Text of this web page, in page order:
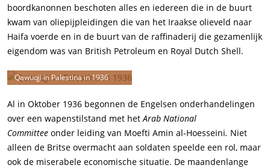
boordkanonnen beschoten alles en iedereen die in de buurt
kwam van oliepijpleidingen die van het Iraakse olieveld naar
Haifa voerde en in de buurt van de raffinaderij die gezamenlijk
eigendom was van British Petroleum en Royal Dutch Shell.
Qawuqji in Palestina in 1936
Al in Oktober 1936 begonnen de Engelsen onderhandelingen
over een wapenstilstand met het Arab National
Committee onder leiding van Moefti Amin al-Hoesseini. Niet
alleen de Britse overmacht aan soldaten speelde een rol, maar
ook de miserabele economische situatie. De maandenlange